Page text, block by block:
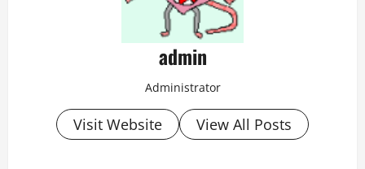
admin
Administrator
Visit Website View All Posts